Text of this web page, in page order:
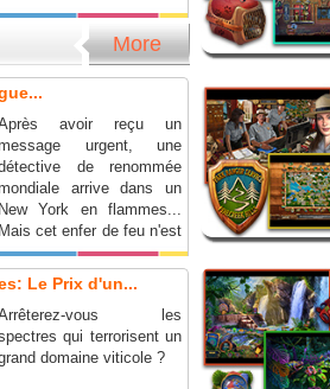
More
avoir reçu un
urgent, une
de renommée
arrive dans un
New York en flammes...
Mais cet enfer de feu n'est
le début !
Le Prix d'un...
vous les
qui terrorisent un
domaine viticole ?